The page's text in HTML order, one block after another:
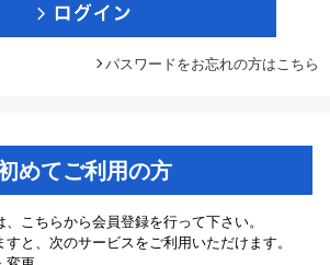
パスワードをお忘れの方はこちら
めてご利用の方
こちらから会員登録を行って下さい。
と、次のサービスをご利用いただけます。